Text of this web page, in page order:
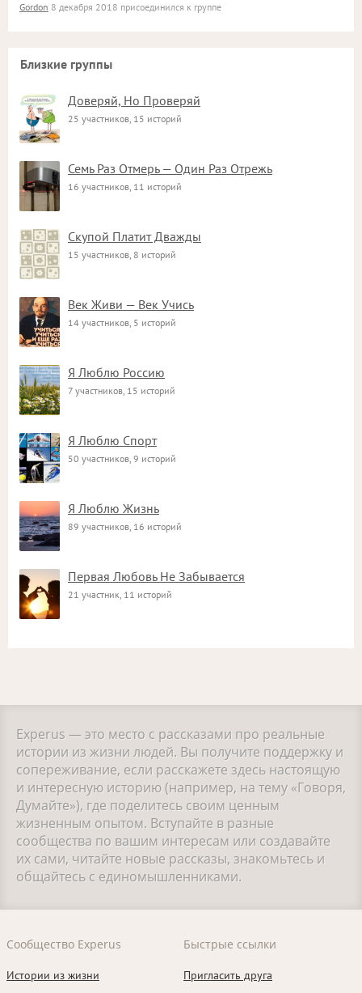
Gordon 8 декабря 2018 присоединился к группе
Близкие группы
Доверяй, Но Проверяй
25 участников, 15 историй
Семь Раз Отмерь — Один Раз Отрежь
16 участников, 11 историй
Скупой Платит Дважды
15 участников, 8 историй
Век Живи — Век Учись
14 участников, 5 историй
Я Люблю Россию
7 участников, 15 историй
Я Люблю Спорт
50 участников, 9 историй
Я Люблю Жизнь
89 участников, 16 историй
Первая Любовь Не Забывается
21 участник, 11 историй
Experus — это место с рассказами про реальные
истории из жизни людей. Вы получите поддержку и
сопереживание, если расскажете здесь настоящую
и интересную историю (например, на тему «Говоря,
Думайте»), где поделитесь своим ценным
жизненным опытом. Вступайте в разные
сообщества по вашим интересам или создавайте
их сами, читайте новые рассказы, знакомьтесь и
общайтесь с единомышленниками.
Сообщество Experus
Истории из жизни
Быстрые ссылки
Пригласить друга